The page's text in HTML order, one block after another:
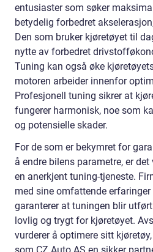
entusiaster som søker
betydelig forbedret
Den som bruker kjøretøyet til
nytte av forbedret
Tuning kan også øke
motoren arbeider innenfor
Profesjonell tuning sikrer at
fungerer harmonisk, noe som
og potensielle skader.
For de som er bekymret for
å endre bilens parametre, er
en anerkjent tuning-tjeneste.
med sine omfattende erfaringer
garanterer at tuningen blir
lovlig og trygt for kjøretøyet.
vurderer å optimere sitt